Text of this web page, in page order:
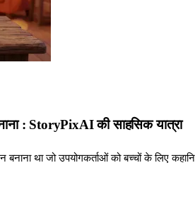
: StoryPixAI की साहसिक यात्रा
था जो उपयोगकर्ताओं को बच्चों के लिए